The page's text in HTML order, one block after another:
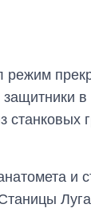
станковых
и